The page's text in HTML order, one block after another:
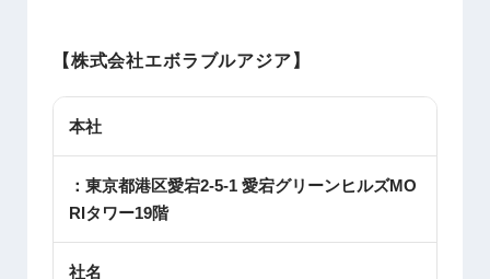
【株式会社エボラブルアジア】
本社
：東京都港区愛宕2-5-1 愛宕グリーンヒルズMO
RIタワー19階
社名